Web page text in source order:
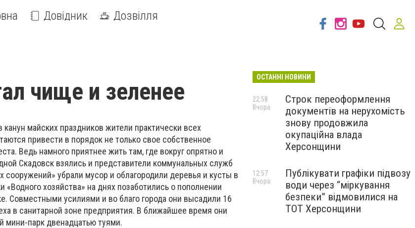
Довідник Дозвілля
чище и зеленее
майских праздников жители практически всех
привести в порядок не только свое собственное
Ведь намного приятнее жить там, где вокруг опрятно и
Скадовск взялись и представители коммунальных служб
сооружений» убрали мусор и облагородили деревья и кусты в
хозяйства» на днях позаботились о пополнении
Совместными усилиями и во благо города они высадили 16
в санитарной зоне предприятия. В ближайшее время они
мини-парк двенадцатью туями.
ОСТАННІ НОВИНИ
Строк переоформлення
документів на нерухомість
знову продовжила
окупаційна влада
Херсонщини
22:58
Вчора
Публікувати графіки підвозу
води через “міркування
безпеки” відмовилися на
ТОТ Херсонщини
12:57
Вчора